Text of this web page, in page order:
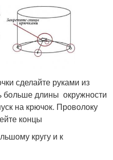
сделайте руками из
больше длины окружности
на крючок. Проволоку
концы
кругу и к